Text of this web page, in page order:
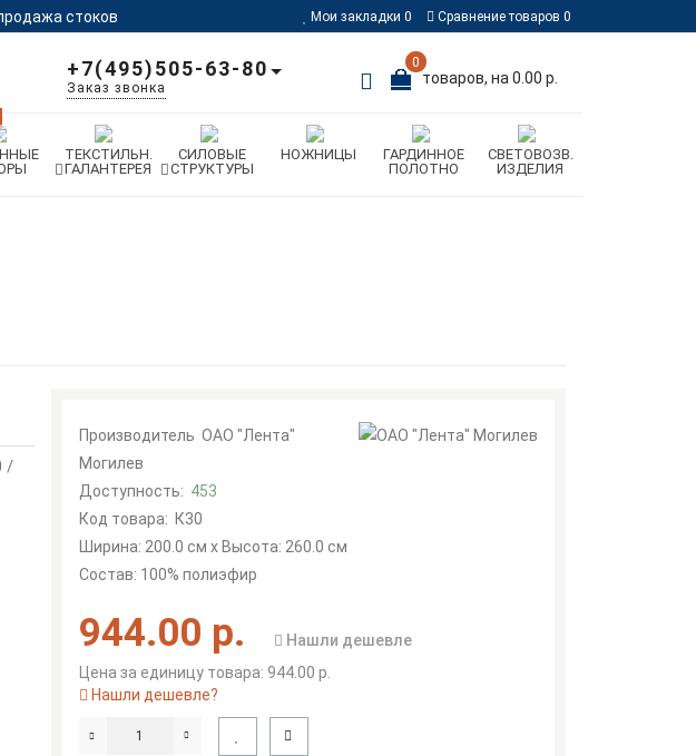
стоков Мои закладки 0 Сравнение товаров 0
0
товаров, на 0.00 р.
+7(495)505-63-80
Заказ звонка
ТЕКСТИЛЬН.
ГАЛАНТЕРЕЯ
СИЛОВЫЕ
СТРУКТУРЫ
НОЖНИЦЫ
ГАРДИННОЕ
ПОЛОТНО
СВЕТОВОЗВ.
ИЗДЕЛИЯ
/
Производитель ОАО "Лента"
Могилев
Доступность: 453
Код товара: К30
Ширина: 200.0 см x Высота: 260.0 см
Состав: 100% полиэфир
944.00 р.
Нашли дешевле
Цена за единицу товара: 944.00 р.
Нашли дешевле?